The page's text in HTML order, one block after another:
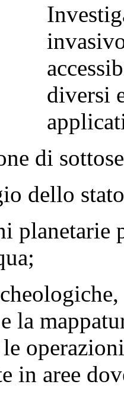
diversi
di
dello
planetarie
la
in aree